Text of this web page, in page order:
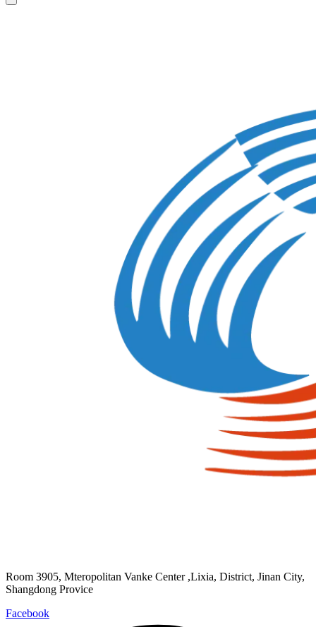
Room 3905, Mteropolitan Vanke Center ,Lixia, District, Jinan City,
Shangdong Provice
Facebook